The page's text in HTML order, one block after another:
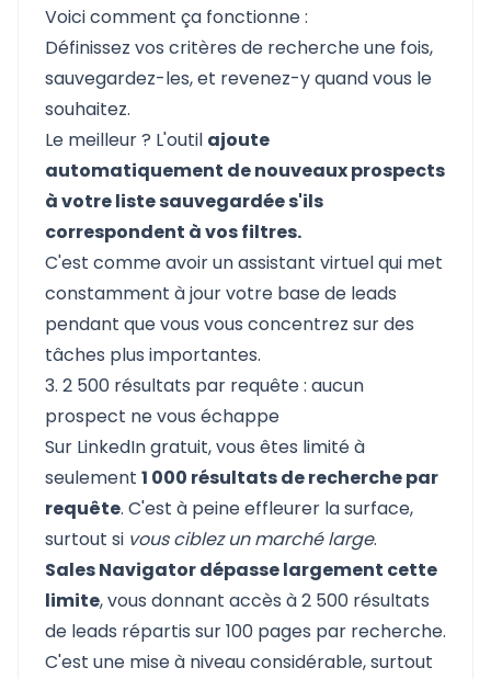
Voici comment ça fonctionne :
Définissez vos critères de recherche une fois,
sauvegardez-les, et revenez-y quand vous le
souhaitez.
Le meilleur ? L'outil ajoute
automatiquement de nouveaux prospects
à votre liste sauvegardée s'ils
correspondent à vos filtres.
C'est comme avoir un assistant virtuel qui met
constamment à jour votre base de leads
pendant que vous vous concentrez sur des
tâches plus importantes.
3. 2 500 résultats par requête : aucun
prospect ne vous échappe
Sur LinkedIn gratuit, vous êtes limité à
seulement 1 000 résultats de recherche par
requête. C'est à peine effleurer la surface,
surtout si vous ciblez un marché large.
Sales Navigator dépasse largement cette
limite, vous donnant accès à 2 500 résultats
de leads répartis sur 100 pages par recherche.
C'est une mise à niveau considérable, surtout